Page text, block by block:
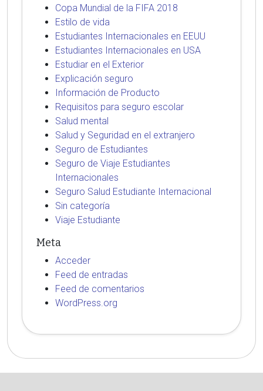
Copa Mundial de la FIFA 2018
Estilo de vida
Estudiantes Internacionales en EEUU
Estudiantes Internacionales en USA
Estudiar en el Exterior
Explicación seguro
Información de Producto
Requisitos para seguro escolar
Salud mental
Salud y Seguridad en el extranjero
Seguro de Estudiantes
Seguro de Viaje Estudiantes
Internacionales
Seguro Salud Estudiante Internacional
Sin categoría
Viaje Estudiante
Meta
Acceder
Feed de entradas
Feed de comentarios
WordPress.org